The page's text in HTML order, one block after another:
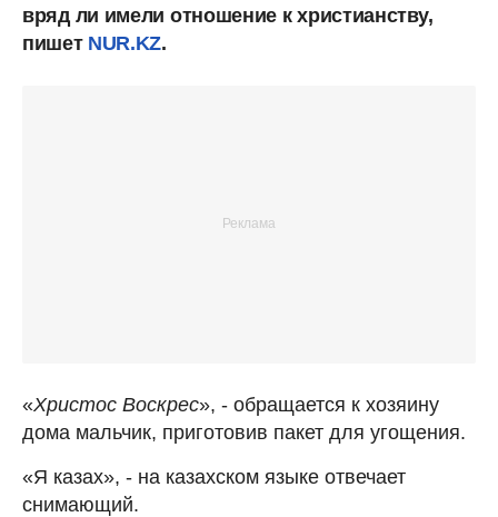
вряд ли имели отношение к христианству,
пишет NUR.KZ.
«Христос Воскрес», - обращается к хозяину
дома мальчик, приготовив пакет для угощения.
«Я казах», - на казахском языке отвечает
снимающий.